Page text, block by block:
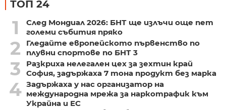
ТОП 24
1
След Мондиал 2026: БНТ ще излъчи още пет
големи събития пряко
2
Гледайте европейското първенство по
плувни спортове по БНТ 3
3
Разкриха нелегален цех за зехтин край
София, задържаха 7 тона продукт без марка
4 Задържаха у нас организатор на
международна мрежа за наркотрафик към
Украйна и ЕС